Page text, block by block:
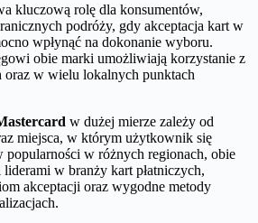
kluczową rolę dla konsumentów,
podróży, gdy akceptacja kart w
wpłynąć na dokonanie wyboru.
obie marki umożliwiają korzystanie z
w wielu lokalnych punktach
w dużej mierze zależy od
miejsca, w którym użytkownik się
w różnych regionach, obie
w branży kart płatniczych,
akceptacji oraz wygodne metody